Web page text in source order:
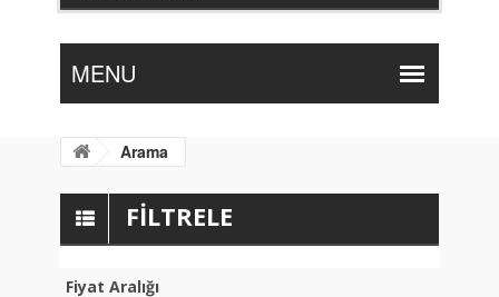
Arama
FILTRELE
Fiyat Aralığı